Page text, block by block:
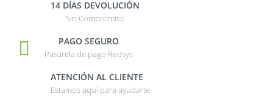
14 DÍAS DEVOLUCIÓN
Sin Compromiso
PAGO SEGURO
Pasarela de pago Redsys
ATENCIÓN AL CLIENTE
Estamos aquí para ayudarte